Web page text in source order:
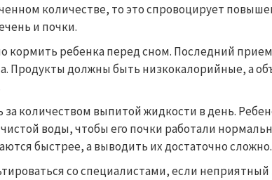
количестве, то это спровоцирует
и почки.
кормить ребенка перед сном. Последний
Продукты должны быть низкокалорийные, а
за количеством выпитой жидкости в день.
воды, чтобы его почки работали
быстрее, а выводить их достаточно сложно.
со специалистами, если неприятный